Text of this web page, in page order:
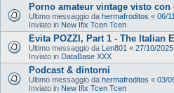
Porno amateur vintage visto
Ultimo messaggio da hermafroditos « 06/
Inviato in New Ifix Tcen Tcen
Evita POZZI, Part 1 - The Italian
Ultimo messaggio da Len801 « 27/10/
Inviato in DataBase XXX
Podcast & dintorni
Ultimo messaggio da hermafroditos « 03/
Inviato in New Ifix Tcen Tcen